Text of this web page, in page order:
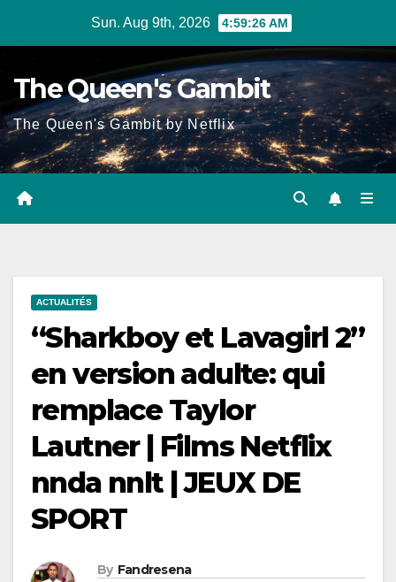
Sun. Aug 9th, 2026 4:59:26 AM
The Queen's Gambit
The Queen's Gambit by Netflix
ACTUALITÉS
“Sharkboy et Lavagirl 2”
en version adulte: qui
remplace Taylor
Lautner | Films Netflix
nnda nnlt | JEUX DE
SPORT
By Fandresena